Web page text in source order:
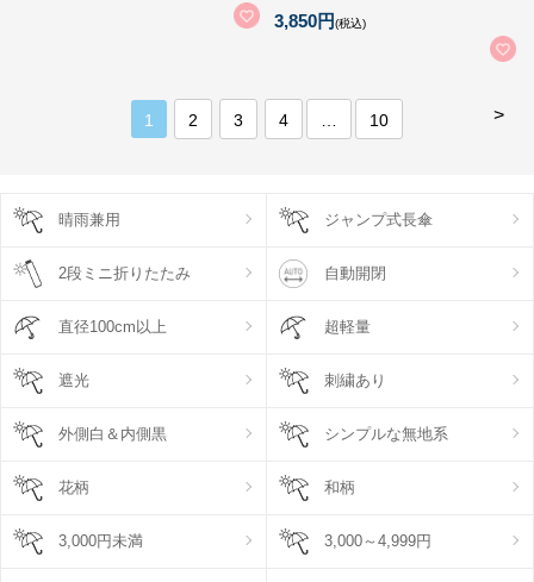
3,850円(税込)
>
1 2 3 4 10
晴雨兼用 ジャンプ式長傘
2段ミニ折りたたみ 自動開閉
直径100cm以上 超軽量
遮光 刺繍あり
外側白＆内側黒 シンプルな無地系
花柄 和柄
3,000円未満 3,000～4,999円